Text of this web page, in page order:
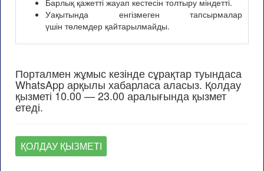
Барлық қажетті жауап кестесін толтыру міндетті.
Уақытында енгізмеген тапсырмалар
үшін төлемдер қайтарылмайды.
Порталмен жұмыс кезінде сұрақтар туындаса
WhatsApp арқылы хабарласа аласыз. Қолдау
қызметі 10.00 — 23.00 аралығында қызмет
етеді.
ҚОЛДАУ ҚЫЗМЕТІ